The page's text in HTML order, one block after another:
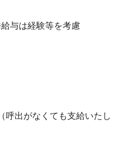
与は経験等を考慮
出がなくても支給いたし